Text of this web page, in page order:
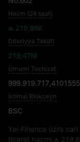
Həcm (24 saat)
₼ 219,89K
Dövriyyə Təklifi
219,47M
Ümumi Təchizat
999.919.717,4101555
İctimai Blokçeyn
BSC
Yei Finance üzrə
ticarət həcmi ₼